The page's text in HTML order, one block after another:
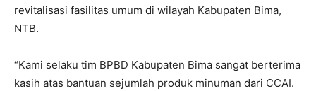
revitalisasi fasilitas umum di wilayah Kabupaten Bima,
NTB.
“Kami selaku tim BPBD Kabupaten Bima sangat berterima
kasih atas bantuan sejumlah produk minuman dari CCAI.